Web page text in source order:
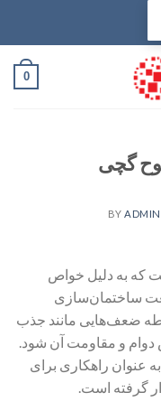
0
گچی
ADMIN
که به دلیل خواص
ساختمان‌سازی
ضعف‌هایی مانند جذب
دوام و مقاومت آن شود.
به عنوان راهکاری برای
گرفته است.